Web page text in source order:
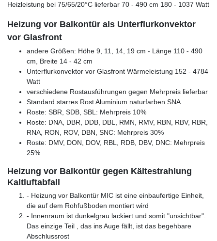
Heizleistung bei 75/65/20°C lieferbar 70 - 490 cm 180 - 1037 Watt
Heizung vor Balkontür als Unterflurkonvektor
vor Glasfront
andere Größen: Höhe 9, 11, 14, 19 cm - Länge 110 - 490
cm, Breite 14 - 42 cm
Unterflurkonvektor vor Glasfront Wärmeleistung 152 - 4784
Watt
verschiedene Rostausführungen gegen Mehrpreis lieferbar
Standard starres Rost Aluminium naturfarben SNA
Roste: SBR, SDB, SBL: Mehrpreis 10%
Roste: DNA, DBR, DDB, DBL, RMN, RMV, RBN, RBV, RBR,
RNA, RON, ROV, DBN, SNC: Mehrpreis 30%
Roste: DMV, DON, DOV, RBL, RDB, DBV, DNC: Mehrpreis
25%
Heizung vor Balkontür gegen Kältestrahlung
Kaltluftabfall
- Heizung vor Balkontür MIC ist eine einbaufertige Einheit,
die auf dem Rohfußboden montiert wird
- Innenraum ist dunkelgrau lackiert und somit "unsichtbar".
Das einzige Teil , das ins Auge fällt, ist das begehbare
Abschlussrost